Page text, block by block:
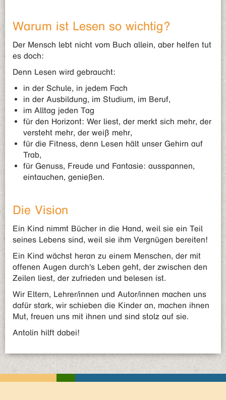
Warum ist Lesen so wichtig?
Der Mensch lebt nicht vom Buch allein, aber helfen tut
es doch:
Denn Lesen wird gebraucht:
in der Schule, in jedem Fach
in der Ausbildung, im Studium, im Beruf,
im Alltag jeden Tag
für den Horizont: Wer liest, der merkt sich mehr, der
versteht mehr, der weiß mehr,
für die Fitness, denn Lesen hält unser Gehirn auf
Trab,
für Genuss, Freude und Fantasie: ausspannen,
eintauchen, genießen.
Die Vision
Ein Kind nimmt Bücher in die Hand, weil sie ein Teil
seines Lebens sind, weil sie ihm Vergnügen bereiten!
Ein Kind wächst heran zu einem Menschen, der mit
offenen Augen durch's Leben geht, der zwischen den
Zeilen liest, der zufrieden und belesen ist.
Wir Eltern, Lehrer/innen und Autor/innen machen uns
dafür stark, wir schieben die Kinder an, machen ihnen
Mut, freuen uns mit ihnen und sind stolz auf sie.
Antolin hilft dabei!